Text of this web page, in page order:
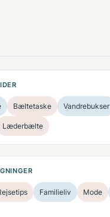
Bæltetaske Vandrebukser
Læderbælte
Familieliv Mode